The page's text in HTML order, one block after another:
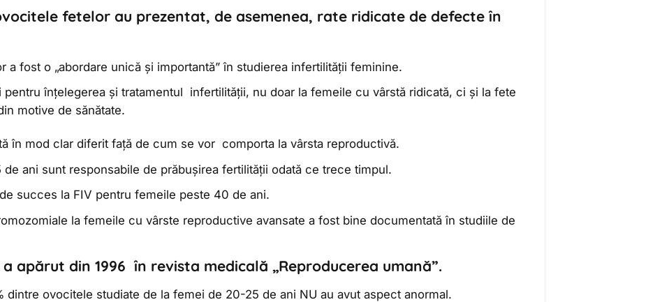
fetelor au prezentat, de asemenea, rate ridicate de defecte în
a fost o „abordare unică și importantă” în studierea infertilității feminine.
pentru înțelegerea și tratamentul infertilității, nu doar la femeile cu vârstă ridicată, ci și la fete
motive de sănătate.
în mod clar diferit față de cum se vor comporta la vârsta reproductivă.
ani sunt responsabile de prăbușirea fertilității odată ce trece timpul.
succes la FIV pentru femeile peste 40 de ani.
la femeile cu vârste reproductive avansate a fost bine documentată în studiile de
apărut din 1996 în revista medicală „Reproducerea umană”.
dintre ovocitele studiate de la femei de 20-25 de ani NU au avut aspect anormal.